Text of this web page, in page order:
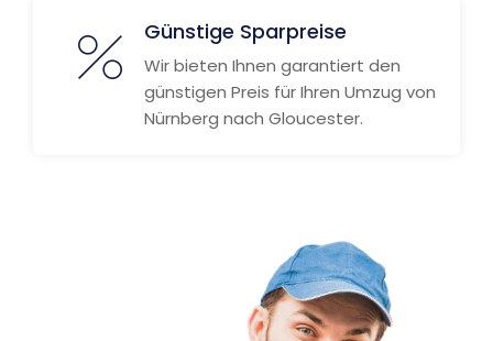
Günstige Sparpreise
Wir bieten Ihnen garantiert den
günstigen Preis für Ihren Umzug von
Nürnberg nach Gloucester.